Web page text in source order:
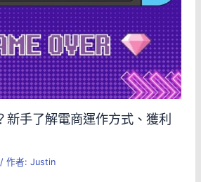
新手了解電商運作方式、獲利
/ 作者: Justin